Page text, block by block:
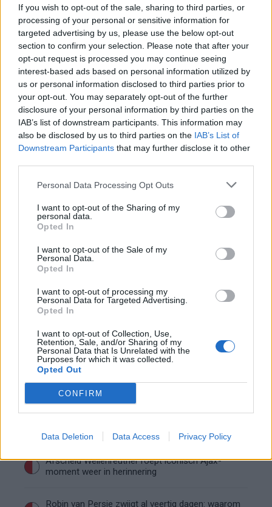
If you wish to opt-out of the sale, sharing to third parties, or
processing of your personal or sensitive information for
targeted advertising by us, please use the below opt-out
section to confirm your selection. Please note that after your
opt-out request is processed you may continue seeing
interest-based ads based on personal information utilized by
us or personal information disclosed to third parties prior to
your opt-out. You may separately opt-out of the further
disclosure of your personal information by third parties on the
IAB’s list of downstream participants. This information may
also be disclosed by us to third parties on the IAB’s List of
Downstream Participants that may further disclose it to other
Personal Data Processing Opt Outs
I want to opt-out of the Sharing of my
personal data.
Opted In
I want to opt-out of the Sale of my
Personal Data.
Opted In
I want to opt-out of processing my
Personal Data for Targeted Advertising.
Opted In
I want to opt-out of Collection, Use,
Retention, Sale, and/or Sharing of my
Personal Data that Is Unrelated with the
Purposes for which it was collected.
Opted Out
CONFIRM
Data Deletion Data Access Privacy Policy
Brengt Sporting Portugal Feyenoord in de
problemen rond Hadj Moussa?
Van droomtransfer tot contractontbinding: het
Feyenoord-verhaal van Calvin Stengs
'Hij is weer gewoon mijn vader': Shaqueel
openhartig over Robin van Persie
bod op Gjivai Zechiël?
schaamte voel ik nog altijd"
Calvin Stengs opnieuw vader: bijzonder nieuws in
onzekere transferzomer
Zoë Livay raakt draad kwijt tijdens open dag
Feyenoord na storing met autocue
League? PSV en Feyenoord weten dan hun
tegenstanders
Conference League-ophef: Hamrun
uitgeschakeld na omstreden strafschop zonder
VAR
Afscheid Wellenreuther roept iconisch Ajax-
moment weer in herinnering
Robin van Persie zwijgt al veertig dagen: waarom